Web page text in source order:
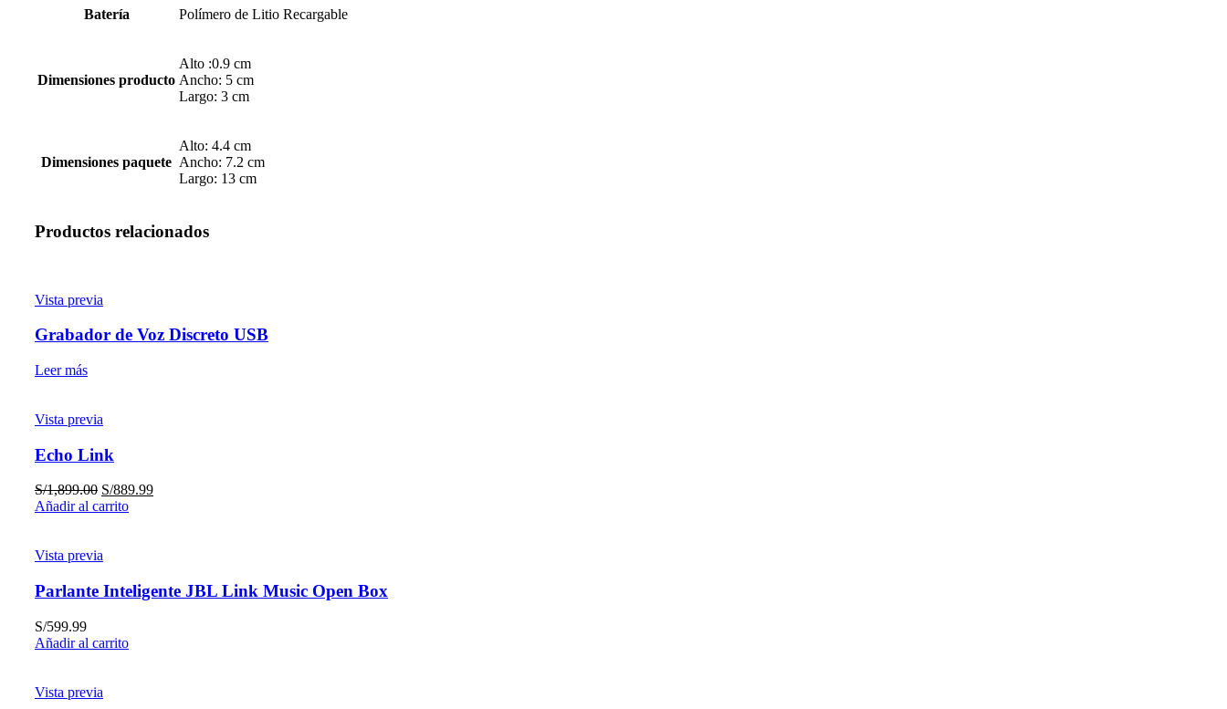
Batería Polímero de Litio Recargable
Dimensiones producto
Alto :0.9 cm
Ancho: 5 cm
Largo: 3 cm
Dimensiones paquete
Alto: 4.4 cm
Ancho: 7.2 cm
Largo: 13 cm
Productos relacionados
Vista previa
Grabador de Voz Discreto USB
Leer más
Vista previa
Echo Link
S/1,899.00 S/889.99
Añadir al carrito
Vista previa
Parlante Inteligente JBL Link Music Open Box
S/599.99
Añadir al carrito
Vista previa